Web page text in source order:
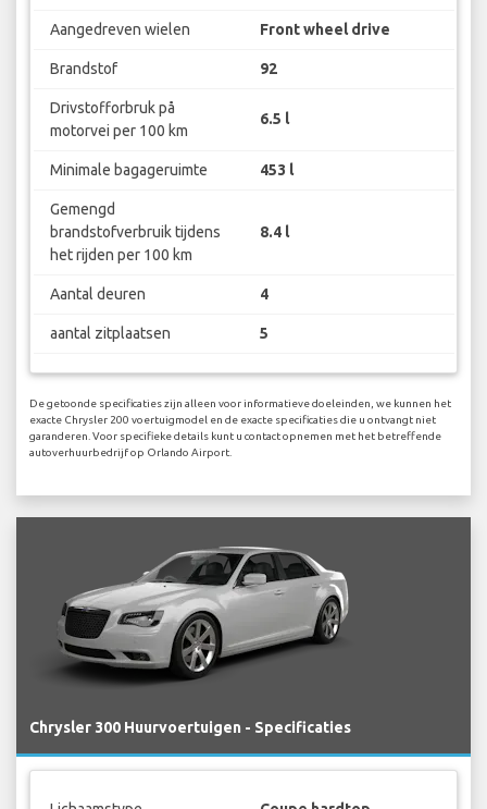
Aangedreven wielen Front wheel drive
Brandstof 92
Drivstofforbruk på
motorvei per 100 km
6.5 l
Minimale bagageruimte 453 l
Gemengd
brandstofverbruik tijdens
het rijden per 100 km
8.4 l
Aantal deuren 4
aantal zitplaatsen 5
De getoonde specificaties zijn alleen voor informatieve doeleinden, we kunnen het
exacte Chrysler 200 voertuigmodel en de exacte specificaties die u ontvangt niet
garanderen. Voor specifieke details kunt u contact opnemen met het betreffende
autoverhuurbedrijf op Orlando Airport.
Chrysler 300 Huurvoertuigen - Specificaties